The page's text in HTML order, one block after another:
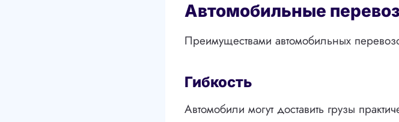
Автомобильные
Преимуществами автомобильных
Гибкость
Автомобили могут доставить грузы